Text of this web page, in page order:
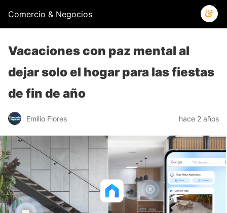
Comercio & Negocios
Vacaciones con paz mental al
dejar solo el hogar para las fiestas
de fin de año
Emilio Flores hace 2 años